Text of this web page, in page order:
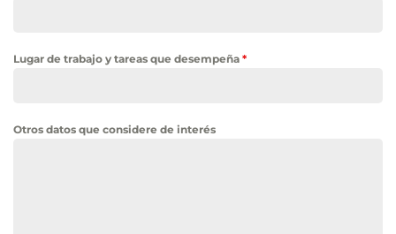
Lugar de trabajo y tareas que desempeña *
Otros datos que considere de interés